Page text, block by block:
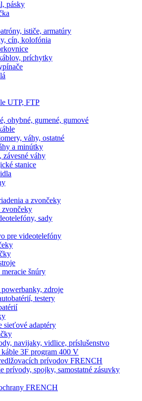
pásky
ističe, armatúry
cín, kolofónia
príchytky
UTP, FTP
ohybné, gumené, gumové
váhy, ostatné
a minútky
závesné váhy
stanice
a zvončeky
zvončeky
sady
pre videotelefóny
šnúry
zdroje
testery
sieťové adaptéry
navijaky, vidlice, príslušenstvo
3F program 400 V
prívodov FRENCH
prívody, spojky, samostatné zásuvky
FRENCH